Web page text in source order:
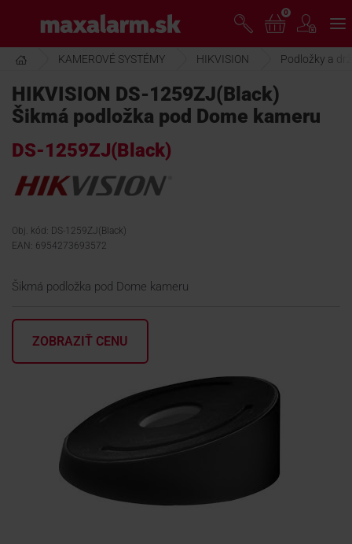
hlavnému
obsahu
www.maxalarm.sk
AKCIA MESIACA
PRODUKTY
SPOLOČNOSŤ
ŠKOLENIE
PODPORA
0
KAMEROVÉ SYSTÉMY HIKVISION Podložky a
HIKVISION DS-1259ZJ(Black)
Šikmá podložka pod Dome kameru
DS-1259ZJ(Black)
Obj. kód: DS-1259ZJ(Black)
EAN: 6954273693572
Šikmá podložka pod Dome kameru
ZOBRAZIŤ CENU